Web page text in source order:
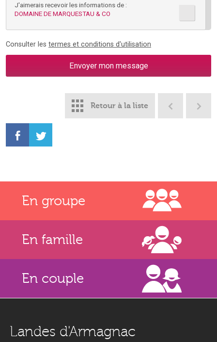
J'aimerais recevoir les informations de :
DOMAINE DE MARQUESTAU & CO
Consulter les termes et conditions d'utilisation
Retour à la liste
En groupe
En famille
En couple
Landes d'Armagnac